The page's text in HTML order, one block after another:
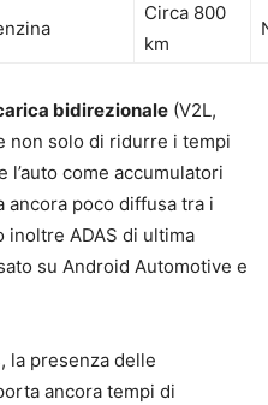
Circa 800
km
bidirezionale (V2L,
non solo di ridurre i tempi
l’auto come accumulatori
ancora poco diffusa tra i
inoltre ADAS di ultima
su Android Automotive e
la presenza delle
ancora tempi di